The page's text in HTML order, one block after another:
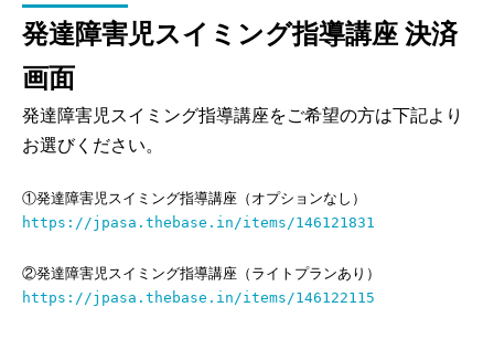
発達障害児スイミング指導講座 決済
画面
発達障害児スイミング指導講座をご希望の方は下記より
お選びください。
①発達障害児スイミング指導講座（オプションなし）
https://jpasa.thebase.in/items/146121831
②発達障害児スイミング指導講座（ライトプランあり）
https://jpasa.thebase.in/items/146122115